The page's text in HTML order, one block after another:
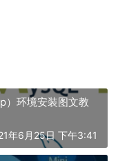
环境安装图文教
年6月25日 下午3:41